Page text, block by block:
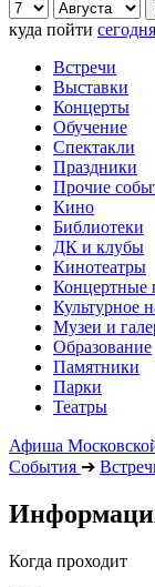
куда пойти сегодня
Встречи
Выставки
Концерты
Обучение
Спектакли
Праздники
Прочие
Кино
Библиотеки
ДК и клубы
Кинотеатры
Концертные
Культурное
Музеи и
Образование
Памятники
Парки
Театры
Афиша
События ➔
Когда проходит